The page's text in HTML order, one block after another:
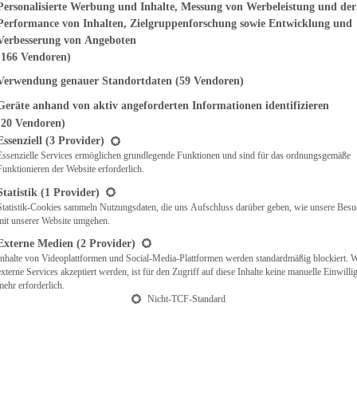
mit Petersilien-
Werbung und Inhalte, Messung von Werbeleistung und der
von Inhalten, Zielgruppenforschung sowie Entwicklung und
von Angeboten
Vendoren)
genauer Standortdaten (59 Vendoren)
anhand von aktiv angeforderten Informationen identifizieren
Vendoren)
eine Liste der Service-Gruppen, für die eine Einwilligung erteilt werden
(3 Provider)
Services ermöglichen grundlegende Funktionen und sind für das ordnungsgemäße
der Website erforderlich.
(1 Provider)
Cookies sammeln Nutzungsdaten, die uns Aufschluss darüber geben, wie unsere
unserer Website umgehen.
Medien (2 Provider)
von Videoplattformen und Social-Media-Plattformen werden standardmäßig blockiert.
Services akzeptiert werden, ist für den Zugriff auf diese Inhalte keine manuelle
erforderlich.
Nicht-TCF-Standard